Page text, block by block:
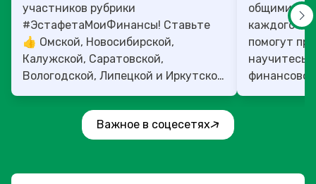
участников рубрики
#ЭстафетаМоиФинансы! Ставьте
👍 Омской, Новосибирской,
Калужской, Саратовской,
Вологодской, Липецкой и Иркутской
областям!
общими
каждого»!
помогут
научитесь:
Важное в соцесетях